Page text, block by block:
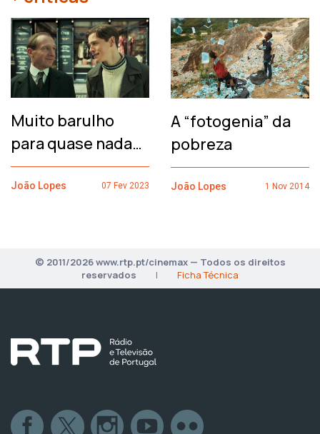
Muito barulho
para quase nada…
João Lopes 07 Fev 2023
A “fotogenia” da
pobreza
João Lopes 1 Nov 2014
© 2011/2026 www.rtp.pt/cinemax — Todos os direitos
reservados
| Ficha Técnica